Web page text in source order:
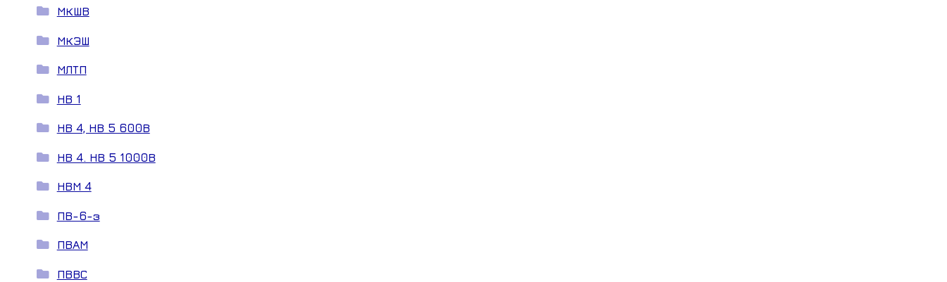
МКШВ
МКЭШ
МЛТП
НВ 1
НВ 4, НВ 5 600В
НВ 4. НВ 5 1000В
НВМ 4
ПВ-6-з
ПВАМ
ПВВС